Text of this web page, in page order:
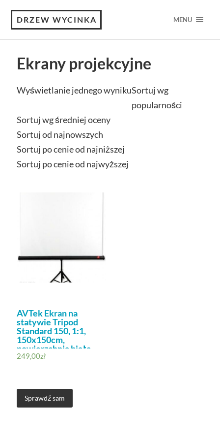
DRZEW WYCINKA MENU
Ekrany projekcyjne
Wyświetlanie jednego wynikuSortuj wg
popularności
Sortuj wg średniej oceny
Sortuj od najnowszych
Sortuj po cenie od najniższej
Sortuj po cenie od najwyższej
AVTek Ekran na
statywie Tripod
Standard 150, 1:1,
150x150cm,
powierzchnia biała,
matowa
249,00zł
Sprawdź sam